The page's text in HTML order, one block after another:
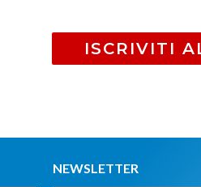
ISCRIVITI
NEWSLETTER